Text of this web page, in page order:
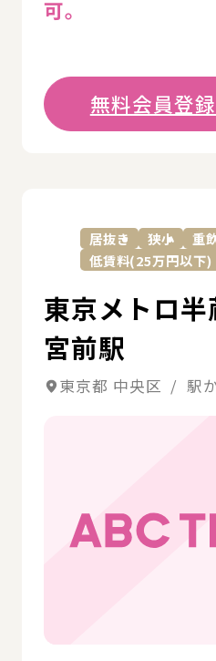
可。
無料会員登
居抜き 狭小
重
低賃料(25万円以下)
東京メトロ
宮前駅
東京都 中央区 / 駅